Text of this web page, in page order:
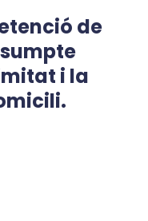
de
i la